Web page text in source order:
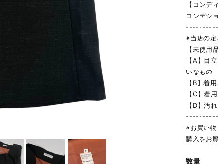
【コンデ
コンデシ
※当店の
【未使用
【A】目
いなもの
【B】着
【C】着
【D】汚
※お買い
購入をお
数量